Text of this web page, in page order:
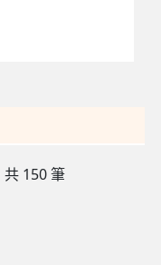
150 筆